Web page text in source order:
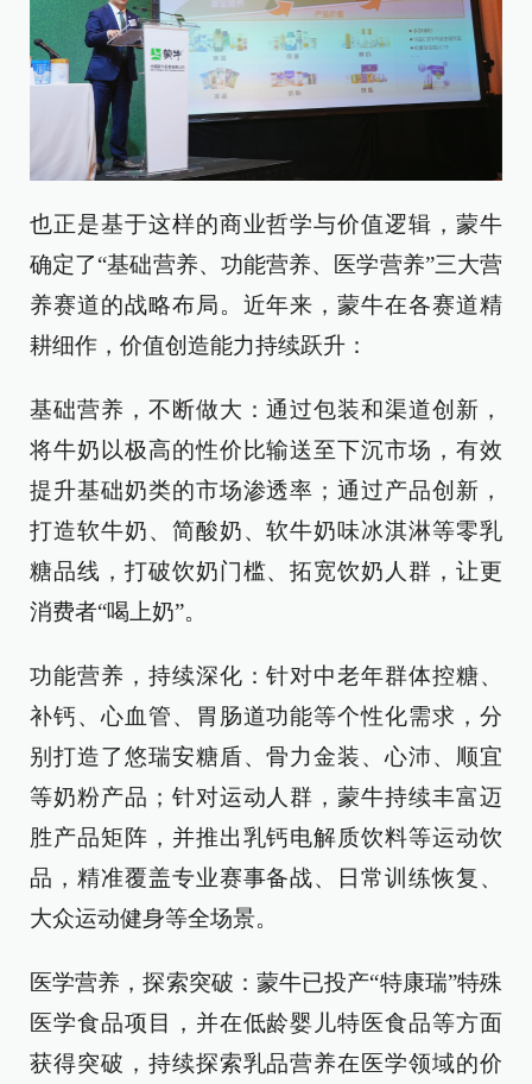
也正是基于这样的商业哲学与价值逻辑，蒙牛
确定了“基础营养、功能营养、医学营养”三大营
养赛道的战略布局。近年来，蒙牛在各赛道精
耕细作，价值创造能力持续跃升：
基础营养，不断做大：通过包装和渠道创新，
将牛奶以极高的性价比输送至下沉市场，有效
提升基础奶类的市场渗透率；通过产品创新，
打造软牛奶、简酸奶、软牛奶味冰淇淋等零乳
糖品线，打破饮奶门槛、拓宽饮奶人群，让更
消费者“喝上奶”。
功能营养，持续深化：针对中老年群体控糖、
补钙、心血管、胃肠道功能等个性化需求，分
别打造了悠瑞安糖盾、骨力金装、心沛、顺宜
等奶粉产品；针对运动人群，蒙牛持续丰富迈
胜产品矩阵，并推出乳钙电解质饮料等运动饮
品，精准覆盖专业赛事备战、日常训练恢复、
大众运动健身等全场景。
医学营养，探索突破：蒙牛已投产“特康瑞”特殊
医学食品项目，并在低龄婴儿特医食品等方面
获得突破，持续探索乳品营养在医学领域的价